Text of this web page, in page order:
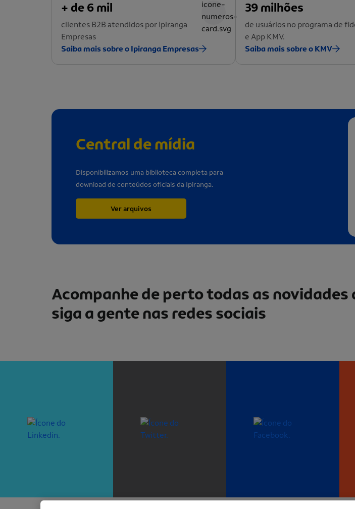
+ de 6 mil
clientes B2B atendidos por Ipiranga
Empresas
Saiba mais sobre o Ipiranga Empresas
39 milhões
de usuários no programa de
e App KMV.
Saiba mais sobre o KMV
Central de mídia
Disponibilizamos uma biblioteca completa para
download de conteúdos oficiais da Ipiranga.
Ver arquivos
Acompanhe de perto todas as novidades
siga a gente nas redes sociais